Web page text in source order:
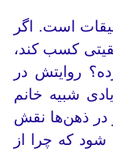
است. اگر
کسب کند،
روایتش در
شبیه خانم
در ذهن‌ها نقش
شود که چرا از